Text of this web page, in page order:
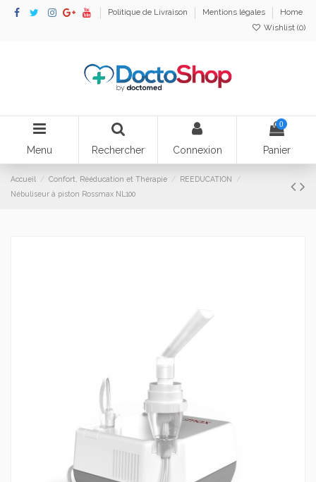
Politique de Livraison Mentions légales
Home
Wishlist (0)
Menu Rechercher Connexion
0
Panier
Accueil Confort, Rééducation et Thérapie
REEDUCATION
Nébuliseur à piston Rossmax NL100